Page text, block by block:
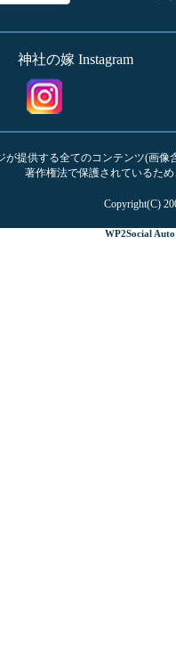
神社の嫁 Instagram
が提供する全てのコンテンツ(画
著作権法で保護されているた
Copyright(C)
WP2Social